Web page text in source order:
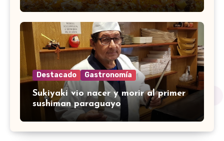
Destacado Gastronomía
Sukiyaki vio nacer y morir al primer
sushiman paraguayo